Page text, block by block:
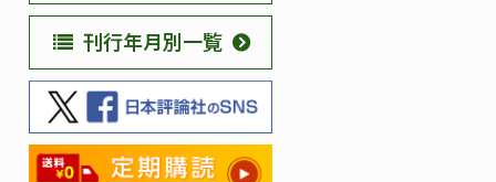
刊行年月別一覧